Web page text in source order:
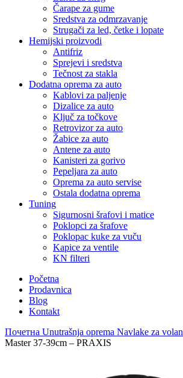
Čarape za gume
Sredstva za odmrzavanje
Strugači za led, četke i lopate
Hemijski proizvodi
Antifriz
Sprejevi i sredstva
Tečnost za stakla
Dodatna oprema za auto
Kablovi za paljenje
Dizalice za auto
Ključ za točkove
Retrovizor za auto
Žabice za auto
Antene za auto
Kanisteri za gorivo
Pepeljara za auto
Oprema za auto servise
Ostala dodatna oprema
Tuning
Sigurnosni šrafovi i matice
Poklopci za šrafove
Poklopac kuke za vuču
Kapice za ventile
KN filteri
Početna
Prodavnica
Blog
Kontakt
Почетна Unutrašnja oprema Navlake za volan
Master 37-39cm – PRAXIS